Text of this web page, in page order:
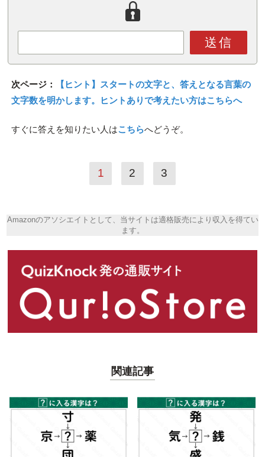
送信
次ページ：
【ヒント】スタートの文字と、答えとなる言葉の
文字数を明かします。ヒントありで考えたい方はこちらへ
すぐに答えを知りたい人はこちらへどうぞ。
1 2 3
Amazonのアソシエイトとして、当サイトは適格販売により収入を得てい
ます。
関連記事